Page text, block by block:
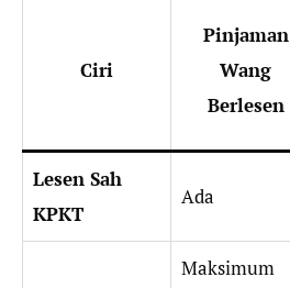
Ciri
Pinjaman
Wang
Berlesen
Lesen Sah
KPKT
Ada
Maksimum